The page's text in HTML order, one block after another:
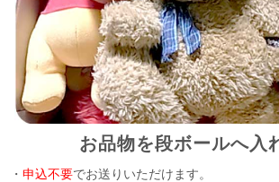
お品物を段ボールへ入
・申込不要でお送りいただけます。